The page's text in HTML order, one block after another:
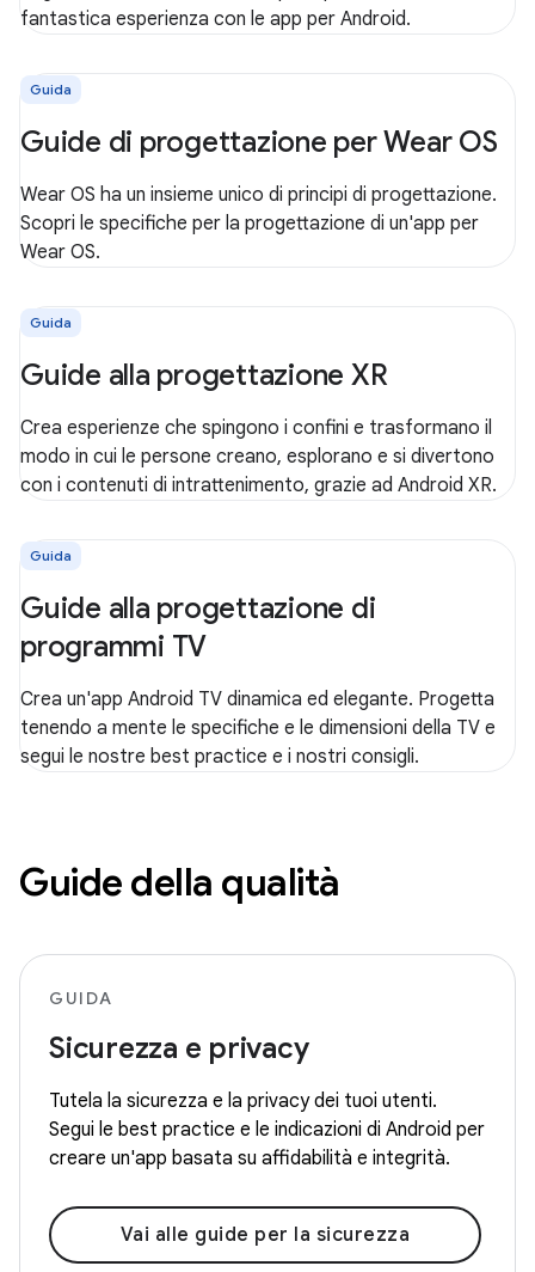
fantastica esperienza con le app per Android.
Guida
Guide di progettazione per Wear OS
Wear OS ha un insieme unico di principi di progettazione.
Scopri le specifiche per la progettazione di un'app per
Wear OS.
Guida
Guide alla progettazione XR
Crea esperienze che spingono i confini e trasformano il
modo in cui le persone creano, esplorano e si divertono
con i contenuti di intrattenimento, grazie ad Android XR.
Guida
Guide alla progettazione di
programmi TV
Crea un'app Android TV dinamica ed elegante. Progetta
tenendo a mente le specifiche e le dimensioni della TV e
segui le nostre best practice e i nostri consigli.
Guide della qualità
GUIDA
Sicurezza e privacy
Tutela la sicurezza e la privacy dei tuoi utenti.
Segui le best practice e le indicazioni di Android per
creare un'app basata su affidabilità e integrità.
Vai alle guide per la sicurezza